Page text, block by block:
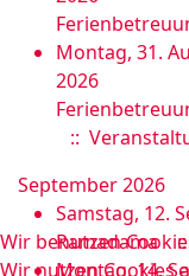
Montag, 31.
2026
::
September 2026
Samstag, 12.
Ramadama ::
Montag, 14.
Wir benutzen
Wir nutzen Cookies